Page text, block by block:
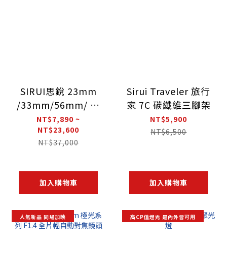
SIRUI思銳 23mm
/33mm/56mm/ 狙
擊系列 F1.2 APS-C
自動對焦鏡頭組
NT$7,890 ~
NT$23,600
NT$37,000
加入購物車
Sirui Traveler 旅行
家 7C 碳纖維三腳架
NT$5,900
NT$6,500
加入購物車
人氣新品 同場加映 高CP值燈光 是內外皆可用